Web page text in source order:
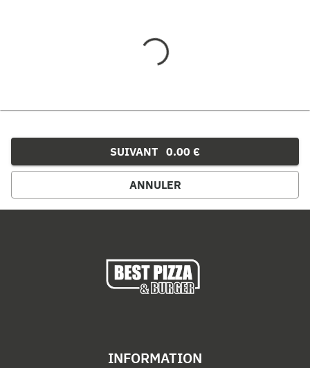
SUIVANT 0.00 €
ANNULER
INFORMATION